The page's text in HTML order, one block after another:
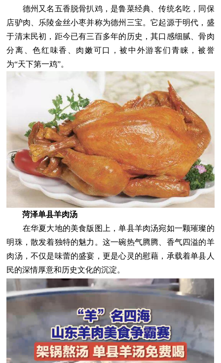
德州又名五香脱骨扒鸡，是鲁菜经典、传统名吃，同保
店驴肉、乐陵金丝小枣并称为德州三宝。它起源于明代，盛
于清末民初，距今已有三百多年的历史，其口感细腻、骨肉
分离、色红味香、肉嫩可口，被中外游客们青睐，被誉
为“天下第一鸡”。
菏泽单县羊肉汤
在华夏大地的美食版图上，单县羊肉汤宛如一颗璀璨的
明珠，散发着独特的魅力。这一碗热气腾腾、香气四溢的羊
肉汤，不仅是味蕾的盛宴，更是心灵的慰藉，承载着单县人
民的深情厚意和历史文化的沉淀。